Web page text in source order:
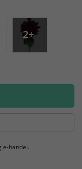
2+
e-handel.